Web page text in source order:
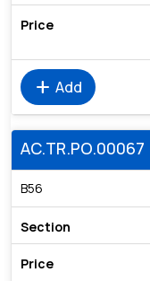
add Add
AC.TR.PO.00067
B56